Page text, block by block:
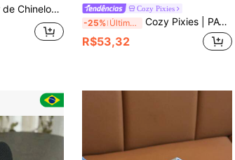
Crianças, com Elementos de Desenho Animado Fofos, para Meninos e Meninas Cozy Pixies
-25% Últimos 3 dias Cozy Pixies | PAW Patrol Chinelos Infantis com Estampa de Desenho Animado Fofo para Meninas, Chinelos de Banho de Secagem Rápida para Crianças e Bebês, Feitos de Material EVA Leve e Durável, Adequados para Uso Interno, Banheiro, Playground, Piscina, Praia e Outros Lugares, É a Escolha Ideal para Chinelos de Banho Internos e Uso Externo.
R$53,32